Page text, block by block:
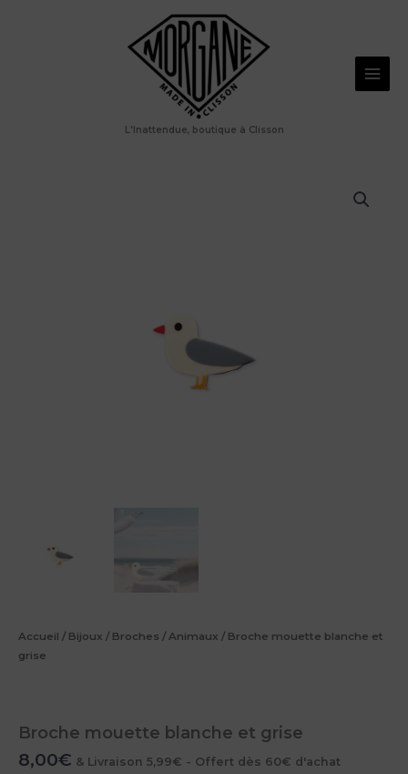
L'Inattendue, boutique à Clisson
Accueil / Bijoux / Broches / Animaux / Broche mouette blanche et
grise
Broche mouette blanche et grise
8,00€ & Livraison 5,99€ - Offert dès 60€ d'achat